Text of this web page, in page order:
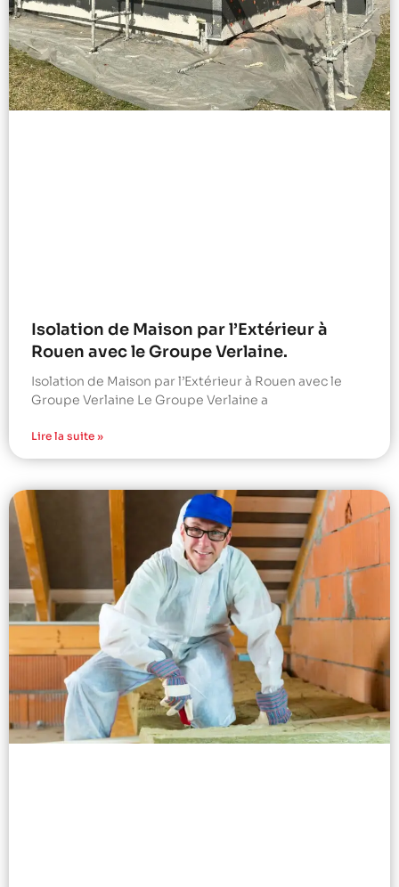
Isolation de Maison par l’Extérieur à
Rouen avec le Groupe Verlaine.
Isolation de Maison par l’Extérieur à Rouen avec le
Groupe Verlaine Le Groupe Verlaine a
Lire la suite »